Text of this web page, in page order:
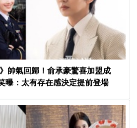
帥氣回歸！俞承豪驚喜加盟成
曝：太有存在感決定提前登場